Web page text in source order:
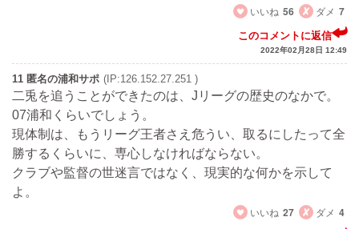
いいね 56 ダメ 7
このコメントに返信
2022年02月28日 12:49
11 匿名の浦和サポ (IP:126.152.27.251 )
二兎を追うことができたのは、Jリーグの歴史のなかで。
07浦和くらいでしょう。
現体制は、もうリーグ王者さえ危うい、取るにしたって全
勝するくらいに、専心しなければならない。
クラブや監督の世迷言ではなく、現実的な何かを示して
よ。
いいね 27 ダメ 4